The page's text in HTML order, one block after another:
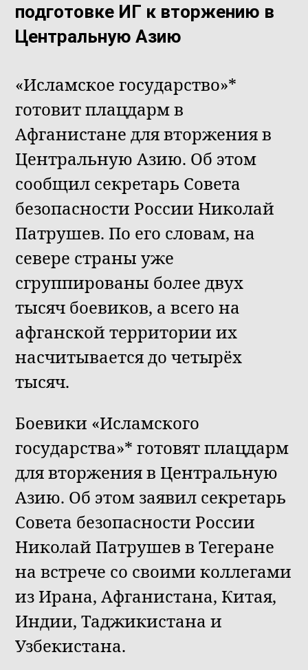
подготовке ИГ к вторжению в
Центральную Азию
«Исламское государство»*
готовит плацдарм в
Афганистане для вторжения в
Центральную Азию. Об этом
сообщил секретарь Совета
безопасности России Николай
Патрушев. По его словам, на
севере страны уже
сгруппированы более двух
тысяч боевиков, а всего на
афганской территории их
насчитывается до четырёх
тысяч.
Боевики «Исламского
государства»* готовят плацдарм
для вторжения в Центральную
Азию. Об этом заявил секретарь
Совета безопасности России
Николай Патрушев в Тегеране
на встрече со своими коллегами
из Ирана, Афганистана, Китая,
Индии, Таджикистана и
Узбекистана.